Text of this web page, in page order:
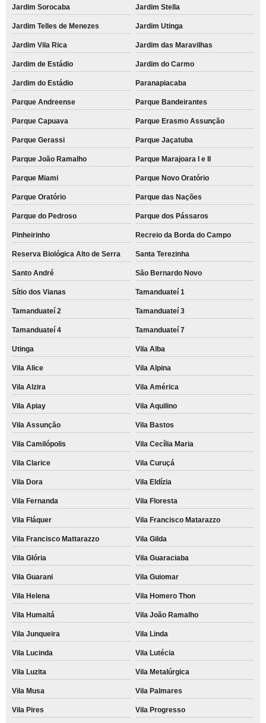
Jardim Sorocaba Jardim Stella
Jardim Telles de Menezes Jardim Utinga
Jardim Vila Rica Jardim das Maravilhas
Jardim de Estádio Jardim do Carmo
Jardim do Estádio Paranapiacaba
Parque Andreense Parque Bandeirantes
Parque Capuava Parque Erasmo Assunção
Parque Gerassi Parque Jaçatuba
Parque João Ramalho Parque Marajoara I e II
Parque Miami Parque Novo Oratório
Parque Oratório Parque das Nações
Parque do Pedroso Parque dos Pássaros
Pinheirinho Recreio da Borda do Campo
Reserva Biológica Alto de Serra Santa Terezinha
Santo André São Bernardo Novo
Sítio dos Vianas Tamanduateí 1
Tamanduateí 2 Tamanduateí 3
Tamanduateí 4 Tamanduateí 7
Utinga Vila Alba
Vila Alice Vila Alpina
Vila Alzira Vila América
Vila Apiay Vila Aquilino
Vila Assunção Vila Bastos
Vila Camilópolis Vila Cecília Maria
Vila Clarice Vila Curuçá
Vila Dora Vila Eldízia
Vila Fernanda Vila Floresta
Vila Fláquer Vila Francisco Matarazzo
Vila Francisco Mattarazzo Vila Gilda
Vila Glória Vila Guaraciaba
Vila Guarani Vila Guiomar
Vila Helena Vila Homero Thon
Vila Humaitá Vila João Ramalho
Vila Junqueira Vila Linda
Vila Lucinda Vila Lutécia
Vila Luzita Vila Metalúrgica
Vila Musa Vila Palmares
Vila Pires Vila Progresso